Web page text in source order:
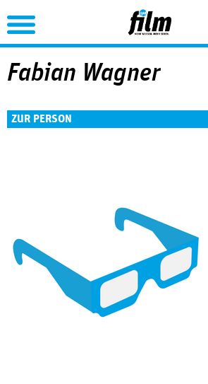
Jump to Navigation
Fabian Wagner
ZUR PERSON